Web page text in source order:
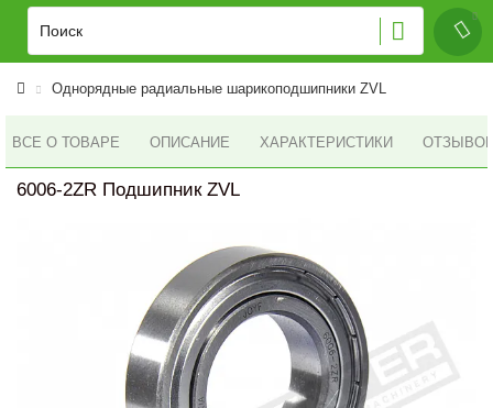
Однорядные радиальные шарикоподшипники ZVL
ВСЕ О ТОВАРЕ ОПИСАНИЕ ХАРАКТЕРИСТИКИ ОТЗЫВОВ
6006-2ZR Подшипник ZVL